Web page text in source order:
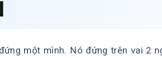
một mình. Nó đứng trên vai 2